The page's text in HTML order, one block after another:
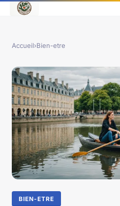
Accueil›Bien-etre
BIEN-ETRE